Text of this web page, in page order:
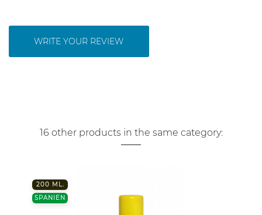
WRITE YOUR REVIEW
16 other products in the same category:
200 ML.
SPANIEN